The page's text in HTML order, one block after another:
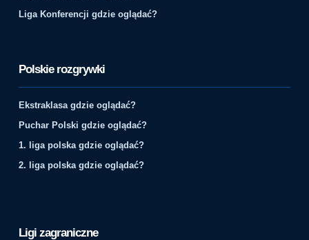
Liga Konferencji gdzie oglądać?
Polskie rozgrywki
Ekstraklasa gdzie oglądać?
Puchar Polski gdzie oglądać?
1. liga polska gdzie oglądać?
2. liga polska gdzie oglądać?
Ligi zagraniczne